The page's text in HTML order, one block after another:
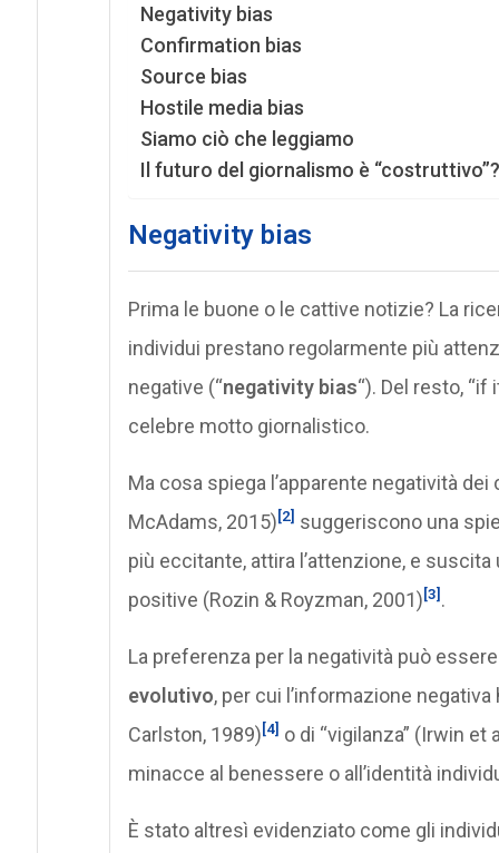
Negativity bias
Confirmation bias
Source bias
Hostile media bias
Siamo ciò che leggiamo
Il futuro del giornalismo è “costruttivo”?
Negativity bias
Prima le buone o le cattive notizie? La
individui prestano regolarmente più
negative (“negativity bias“). Del resto,
celebre motto giornalistico.
Ma cosa spiega l’apparente negatività
McAdams, 2015)[2] suggeriscono una
più eccitante, attira l’attenzione, e
positive (Rozin & Royzman, 2001)[3] .
La preferenza per la negatività può
evolutivo, per cui l’informazione
Carlston, 1989)[4] o di “vigilanza” (Irwin et
minacce al benessere o all’identità
È stato altresì evidenziato come gli